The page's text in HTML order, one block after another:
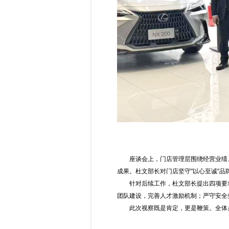
座谈会上，门店管理层围绕经营业
成果。杜文部长对门店坚守"以心至诚"
针对后续工作，杜文部长提出四项
团队建设，完善人才激励机制；严守安
此次视察既是肯定，更是鞭策。全